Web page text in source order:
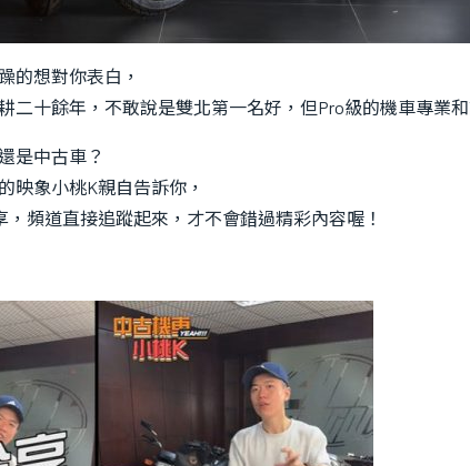
的想對你表白，
二十餘年，不敢說是雙北第一名好，但Pro級的機車專
是中古車？
映象小桃K親自告訴你，
頻道直接追蹤起來，才不會錯過精彩內容喔！